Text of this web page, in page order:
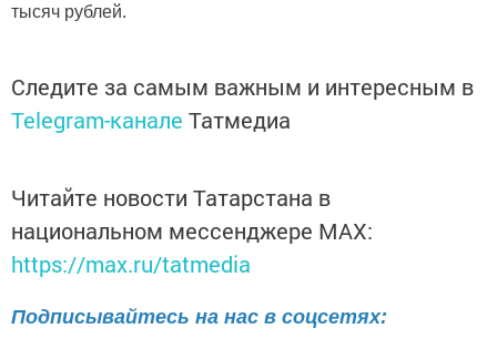
тысяч рублей.
Следите за самым важным и интересным в
Telegram-канале Татмедиа
Читайте новости Татарстана в
национальном мессенджере MАХ:
https://max.ru/tatmedia
Подписывайтесь на нас в соцсетях: